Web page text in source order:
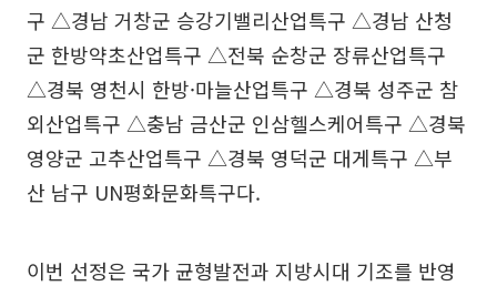
구 △경남 거창군 승강기밸리산업특구 △경남 산청
군 한방약초산업특구 △전북 순창군 장류산업특구
△경북 영천시 한방·마늘산업특구 △경북 성주군 참
외산업특구 △충남 금산군 인삼헬스케어특구 △경북
영양군 고추산업특구 △경북 영덕군 대게특구 △부
산 남구 UN평화문화특구다.
이번 선정은 국가 균형발전과 지방시대 기조를 반영